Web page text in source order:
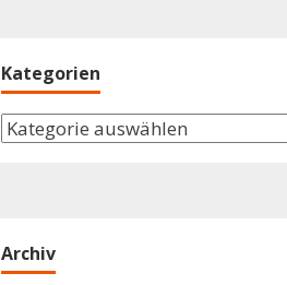
Kategorien
Kategorien
Archiv